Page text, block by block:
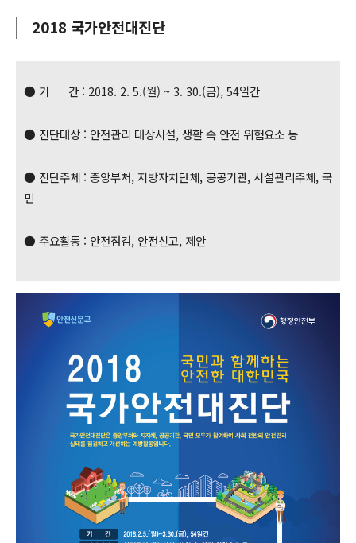
2018 국가안전대진단
● 기 간 : 2018. 2. 5.(월) ~ 3. 30.(금), 54일간
● 진단대상 : 안전관리 대상시설, 생활 속 안전 위험요소 등
● 진단주체 : 중앙부처, 지방자치단체, 공공기관, 시설관리주체, 국
민
● 주요활동 : 안전점검, 안전신고, 제안